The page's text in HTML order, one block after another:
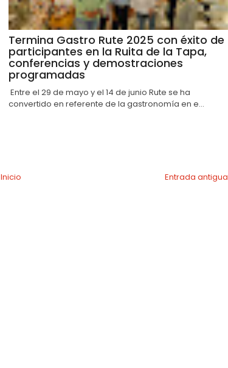
Termina Gastro Rute 2025 con éxito de
participantes en la Ruita de la Tapa,
conferencias y demostraciones
programadas
Entre el 29 de mayo y el 14 de junio Rute se ha
convertido en referente de la gastronomía en e...
Entrada antigua
Inicio